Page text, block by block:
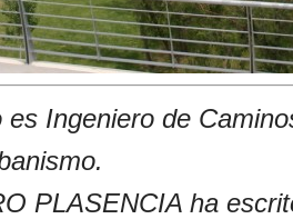
es Ingeniero de
PLASENCIA ha